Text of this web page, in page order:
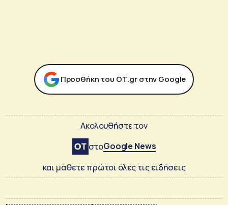
Προσθήκη του ΟΤ.gr στην Google
Ακολουθήστε τον
στοGoogle News
και μάθετε πρώτοι όλες τις ειδήσεις